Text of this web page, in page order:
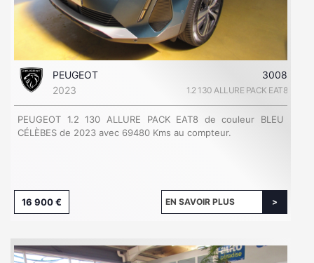
PEUGEOT
3008
2023
1.2 130 ALLURE PACK EAT8
PEUGEOT 1.2 130 ALLURE PACK EAT8 de couleur BLEU
CÉLÈBES de 2023 avec 69480 Kms au compteur.
16 900 € EN SAVOIR PLUS